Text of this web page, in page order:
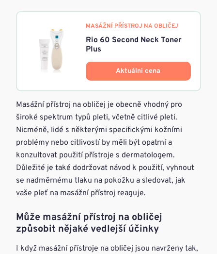
MASÁŽNÍ PŘÍSTROJ NA OBLIČEJ
Rio 60 Second Neck Toner
Plus
Aktuálni cena
Masážní přístroj na obličej je obecně vhodný pro
široké spektrum typů pleti, včetně citlivé pleti.
Nicméně, lidé s některými specifickými kožními
problémy nebo citlivostí by měli být opatrní a
konzultovat použití přístroje s dermatologem.
Důležité je také dodržovat návod k použití, vyhnout
se nadměrnému tlaku na pokožku a sledovat, jak
vaše pleť na masážní přístroj reaguje.
Může masážní přístroj na obličej
způsobit nějaké vedlejší účinky
I když masážní přístroje na obličej jsou navrženy tak,